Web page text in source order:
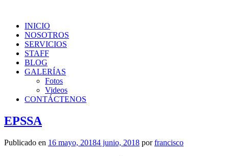
INICIO
NOSOTROS
SERVICIOS
STAFF
BLOG
GALERÍAS
Fotos
Videos
CONTÁCTENOS
EPSSA
Publicado en 16 mayo, 20184 junio, 2018 porfrancisco